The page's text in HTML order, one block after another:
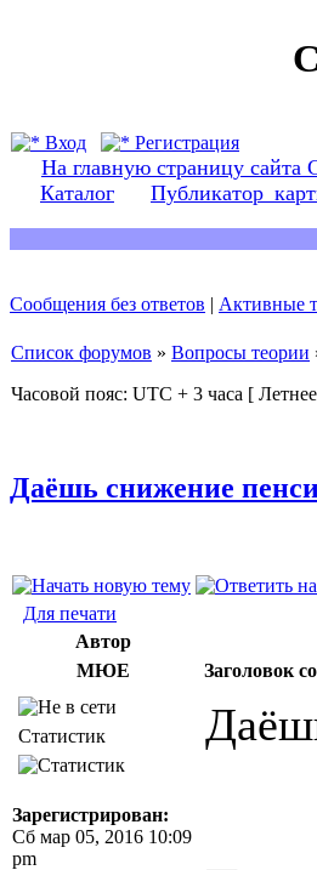
Вход
Регистрация
На главную страницу сайта
Каталог
Сообщения без ответов | Активные
Список форумов » Вопросы теории
Часовой пояс: UTC + 3 часа [
Даёшь снижение
Для печати
Автор
МЮЕ
Заголовок
Статистик
Зарегистрирован:
Сб мар 05, 2016 10:09
pm